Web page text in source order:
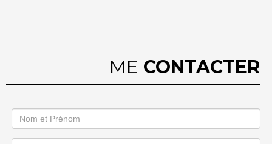
ME CONTACTER